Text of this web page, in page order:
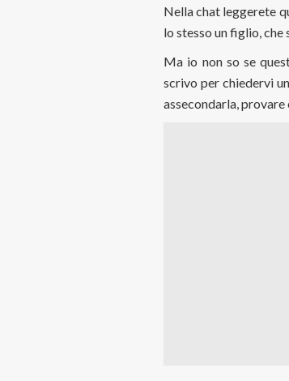
Nella chat leggerete
lo stesso un figlio, che
Ma io non so se
scrivo per chiedervi
assecondarla, provare